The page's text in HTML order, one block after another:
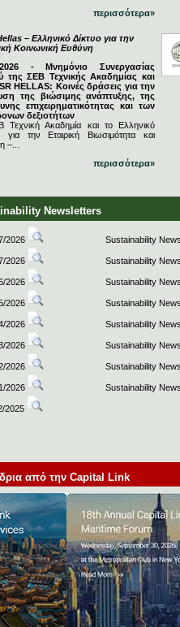
περισσότερα»
– Ελληνικό Δίκτυο για την
Κοινωνική Ευθύνη
2026 - Μνημόνιο Συνεργασίας
της ΣΕΒ Τεχνικής Ακαδημίας και
HELLAS: Κοινές δράσεις για την
της βιώσιμης ανάπτυξης, της
επιχειρηματικότητας και των
δεξιοτήτων
Ακαδημία και το Ελληνικό
για την Εταιρική Βιωσιμότητα και
–...
περισσότερα»
Newsletters
2026 Sustainability
2026 Sustainability
2026 Sustainability
2026 Sustainability
2026 Sustainability
2026 Sustainability
2026 Sustainability
2026 Sustainability
2025
από την Capital Link